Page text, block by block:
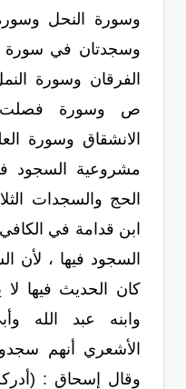
وسورة النحل
وسجدتان في
الفرقان وسورة
ص وسورة فصلت
الانشقاق وسورة
مشروعية السجود
الحج والسجدات
ابن قدامة في
السجود فيها ، لأن
كان الحديث فيها
وابنه عبد الله
الأشعري أنهم
وقال إسحاق :